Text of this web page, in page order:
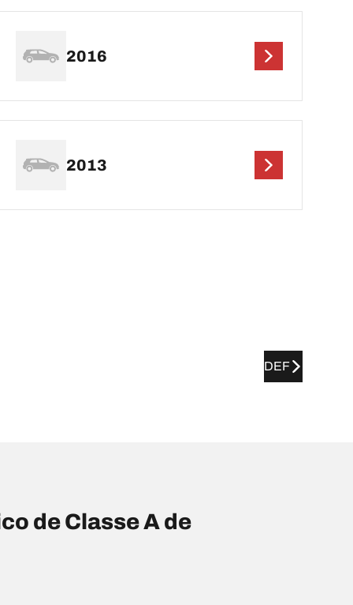
2016
2013
DEF
de Classe A de